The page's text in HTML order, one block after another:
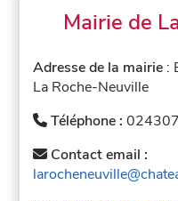
Mairie de
Adresse de la mairie :
La Roche-Neuville
Téléphone :
Contact email :